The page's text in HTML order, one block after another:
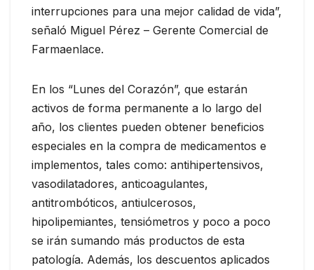
interrupciones para una mejor calidad de vida”,
señaló Miguel Pérez – Gerente Comercial de
Farmaenlace.
En los “Lunes del Corazón”, que estarán
activos de forma permanente a lo largo del
año, los clientes pueden obtener beneficios
especiales en la compra de medicamentos e
implementos, tales como: antihipertensivos,
vasodilatadores, anticoagulantes,
antitrombóticos, antiulcerosos,
hipolipemiantes, tensiómetros y poco a poco
se irán sumando más productos de esta
patología. Además, los descuentos aplicados